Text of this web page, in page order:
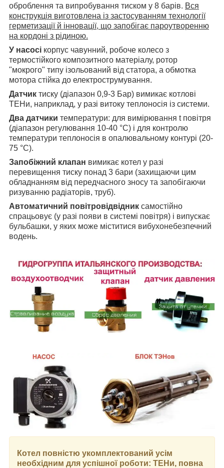
оброблення та випробування тиском у 8 барів. Вся
конструкція виготовлена із застосуванням технології
герметизації й інновації, що запобігає пароутворенню
на кордоні з рідиною.
У насосі корпус чавунний, робоче колесо з
термостійкого композитного матеріалу, ротор
"мокрого" типу ізольований від статора, а обмотка
мотора стійка до електрострумування.
Датчик тиску (діапазон 0,9-3 Бар) вимикає котлові
ТЕНи, наприклад, у разі витоку теплоносія із системи.
Два датчики температури: для вимірювання t повітря
(діапазон регулювання 10-40 °C) і для контролю
температури теплоносія в опалювальному контурі (20-
75 °C).
Запобіжний клапан вимикає котел у разі
перевищення тиску понад 3 бари (захищаючи цим
обладнанням від передчасного зносу та запобігаючи
ризуванню радіаторів, труб).
Автоматичний повітровідвідник самостійно
спрацьовує (у разі появи в системі повітря) і випускає
бульбашки, у яких може міститися вибухонебезпечний
водень.
Котел повністю укомплектований усім
необхідним для успішної роботи: ТЕНи, повна